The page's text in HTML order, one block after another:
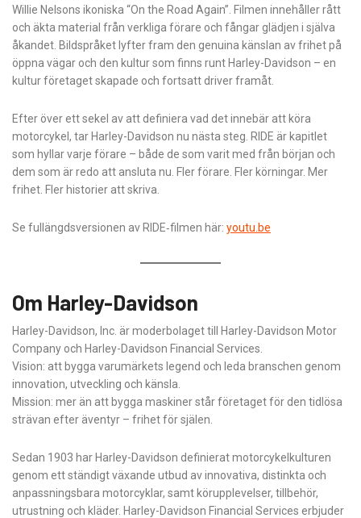
Willie Nelsons ikoniska “On the Road Again”. Filmen innehåller rått
och äkta material från verkliga förare och fångar glädjen i själva
åkandet. Bildspråket lyfter fram den genuina känslan av frihet på
öppna vägar och den kultur som finns runt Harley-Davidson – en
kultur företaget skapade och fortsatt driver framåt.
Efter över ett sekel av att definiera vad det innebär att köra
motorcykel, tar Harley-Davidson nu nästa steg. RIDE är kapitlet
som hyllar varje förare – både de som varit med från början och
dem som är redo att ansluta nu. Fler förare. Fler körningar. Mer
frihet. Fler historier att skriva.
Se fullängdsversionen av RIDE‑filmen här: youtu.be
Om Harley-Davidson
Harley-Davidson, Inc. är moderbolaget till Harley-Davidson Motor
Company och Harley-Davidson Financial Services.
Vision: att bygga varumärkets legend och leda branschen genom
innovation, utveckling och känsla.
Mission: mer än att bygga maskiner står företaget för den tidlösa
strävan efter äventyr – frihet för själen.
Sedan 1903 har Harley-Davidson definierat motorcykelkulturen
genom ett ständigt växande utbud av innovativa, distinkta och
anpassningsbara motorcyklar, samt körupplevelser, tillbehör,
utrustning och kläder. Harley-Davidson Financial Services erbjuder